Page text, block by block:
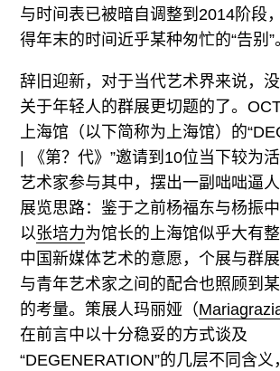
与时间表已被暗自调整到2014阶段
得年末的时间近乎某种匆忙的“告别”
辞旧迎新，对于当代艺术界来说，
关于年轻人的群展更切题的了。
上海馆（以下简称为上海馆）的
| 《第？代》”邀请到10位当下较为
艺术家参与其中，摆出一副咄咄逼
展览思路：鉴于之前杨福东与杨振中
以张培力为馆长的上海馆似乎大有
中国新媒体艺术的意愿，个展与群
与青年艺术家之间的配合也照顾到
的考量。策展人玛丽娅（
在前言中以十分稳妥的方式谈及
“DEGENERATION”的几层不同含